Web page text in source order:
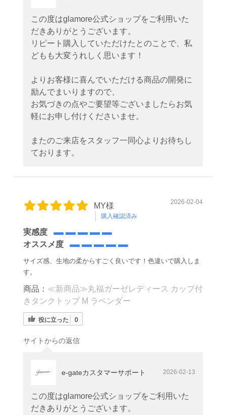
この度はglamore公式ショップをご利用いた
だきありがとうございます。
リピート購入していただけたとのことで、私
どもも大変うれしく思います！
よりお客様に喜んでいただける商品の開発に
励んでまいりますので、
お気づきの点やご要望等ございましたらお気
軽にお申し付けくださいませ。
またのご来店をスタッフ一同心よりお待ちし
ております。
MY様
購入確認済み
2026-02-04
実感度
オススメ度
サイズ感、生地の柔からすごく良いです！色違いで購入しま
す。
商品： ≪新商品≫丸福ガーゼレディース カップ付
きタンクトップ M ラベンダー
役に立った 0
サイトからの返信
e-gateカスタマーサポート 2026-02-13
この度はglamore公式ショップをご利用いた
だきありがとうございます。